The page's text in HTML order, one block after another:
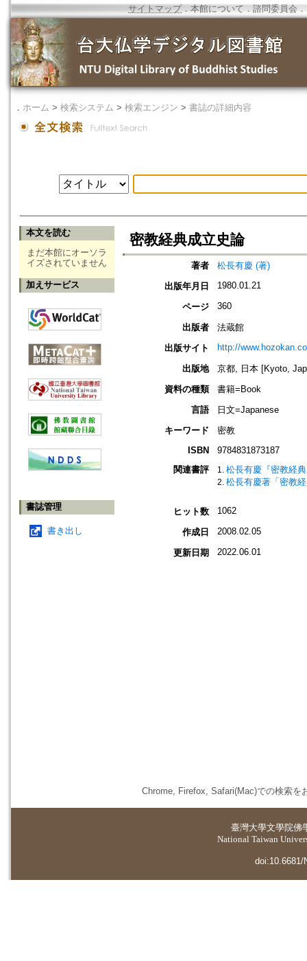
サイトマップ．本館について ． 諮問委員会 ．
． ホーム > 検索システム > 検索エンジン > 書誌の詳細内容
本文を読む
まだ本館にオーソラ
イズされていません
加えサービス
書誌管理
書き出し
密教経典成立史論
著者
松長有慶 (著)
出版年月日
1980.01.21
ページ 360
出版者
法蔵館
出版サイト
http://
出版地
京都, 日本 [Kyoto,
資料の種類
書籍=Book
言語
日文=Japanese
キーワード
密教
ISBN
9784831873187
関連書評
松長有慶『密教経
松長有慶著「密教
ヒット数 1062
作成日 2008.02.05
更新日期 2022.06.01
Chrome, Firefox, Safari(Mac)での検索を
臺灣大學文學院佛
National Taiwan
doi:10.6681/